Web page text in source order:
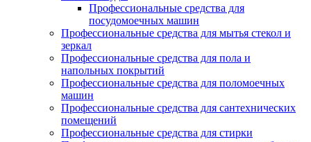
Профессиональные средства для
посудомоечных машин
Профессиональные средства для мытья стекол и
зеркал
Профессиональные средства для пола и
напольных покрытий
Профессиональные средства для поломоечных
машин
Профессиональные средства для сантехнических
помещений
Профессиональные средства для стирки